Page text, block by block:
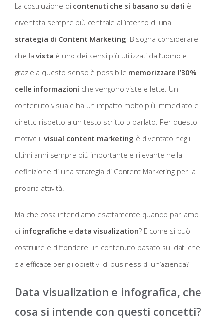
La costruzione di contenuti che si basano su dati è
diventata sempre più centrale all’interno di una
strategia di Content Marketing . Bisogna considerare
che la vista è uno dei sensi più utilizzati dall’uomo e
grazie a questo senso è possibile memorizzare l’80%
delle informazioni che vengono viste e lette. Un
contenuto visuale ha un impatto molto più immediato e
diretto rispetto a un testo scritto o parlato. Per questo
motivo il visual content marketing è diventato negli
ultimi anni sempre più importante e rilevante nella
definizione di una strategia di Content Marketing per la
propria attività.
Ma che cosa intendiamo esattamente quando parliamo
di infografiche e data visualization? E come si può
costruire e diffondere un contenuto basato sui dati che
sia efficace per gli obiettivi di business di un’azienda?
Data visualization e infografica, che
cosa si intende con questi concetti?